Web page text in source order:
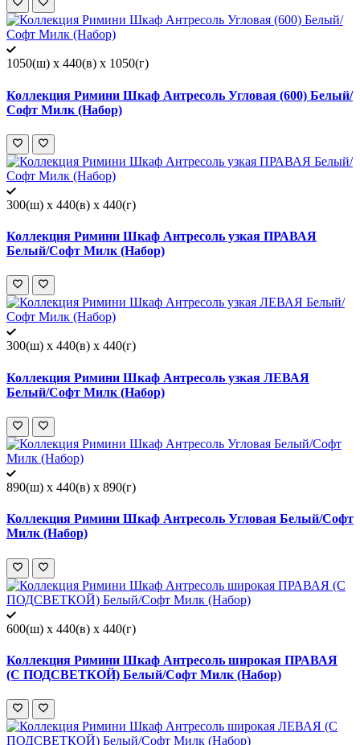
1050(ш) x 440(в) x 1050(г)
Коллекция Римини Шкаф Антресоль Угловая (600) Белый/
Софт Милк (Набор)
300(ш) x 440(в) x 440(г)
Коллекция Римини Шкаф Антресоль узкая ПРАВАЯ
Белый/Софт Милк (Набор)
300(ш) x 440(в) x 440(г)
Коллекция Римини Шкаф Антресоль узкая ЛЕВАЯ
Белый/Софт Милк (Набор)
890(ш) x 440(в) x 890(г)
Коллекция Римини Шкаф Антресоль Угловая Белый/Софт
Милк (Набор)
600(ш) x 440(в) x 440(г)
Коллекция Римини Шкаф Антресоль широкая ПРАВАЯ
(С ПОДСВЕТКОЙ) Белый/Софт Милк (Набор)